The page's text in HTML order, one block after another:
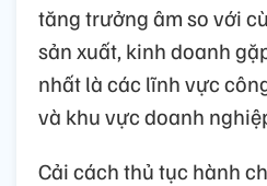
tăng trưởng âm so với
sản xuất, kinh doanh
nhất là các lĩnh vực
và khu vực doanh
Cải cách thủ tục hành